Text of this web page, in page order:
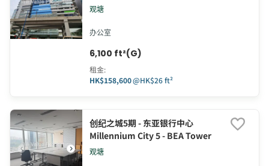
观塘
办公室
6,100 ft²(G)
租金:
HK$158,600@HK$26 ft²
创纪之城5期 - 东亚银行中心
Millennium City 5 - BEA Tower
观塘